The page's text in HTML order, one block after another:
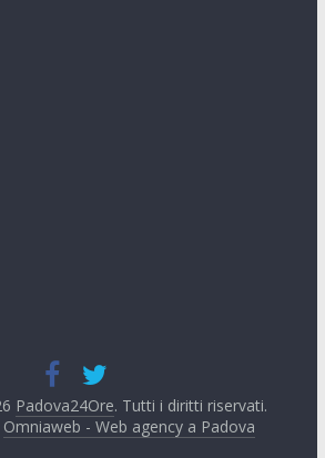
Padova24Ore. Tutti i diritti riservati.
Omniaweb - Web agency a Padova